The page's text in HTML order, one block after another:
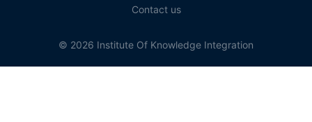
Contact us
© 2026 Institute Of Knowledge Integration